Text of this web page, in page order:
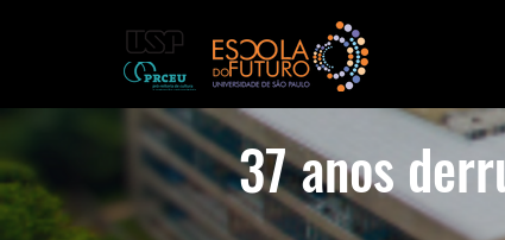
37 anos